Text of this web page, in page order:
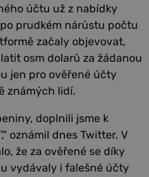
účtu už z nabídky
prudkém nárůstu počtu
začaly objevovat,
osm dolarů za žádanou
jen pro ověřené účty
známých lidí.
doplnili jsme k
oznámil dnes Twitter. V
že za ověřené se díky
vydávaly i falešné účty